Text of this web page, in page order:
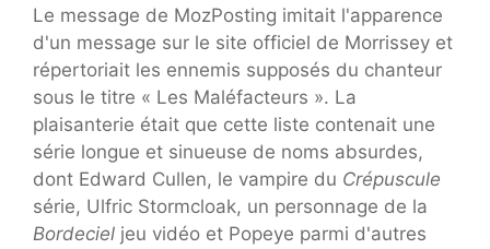
Le message de MozPosting imitait l'apparence
d'un message sur le site officiel de Morrissey et
répertoriait les ennemis supposés du chanteur
sous le titre « Les Maléfacteurs ». La
plaisanterie était que cette liste contenait une
série longue et sinueuse de noms absurdes,
dont Edward Cullen, le vampire du Crépuscule
série, Ulfric Stormcloak, un personnage de la
Bordeciel jeu vidéo et Popeye parmi d'autres